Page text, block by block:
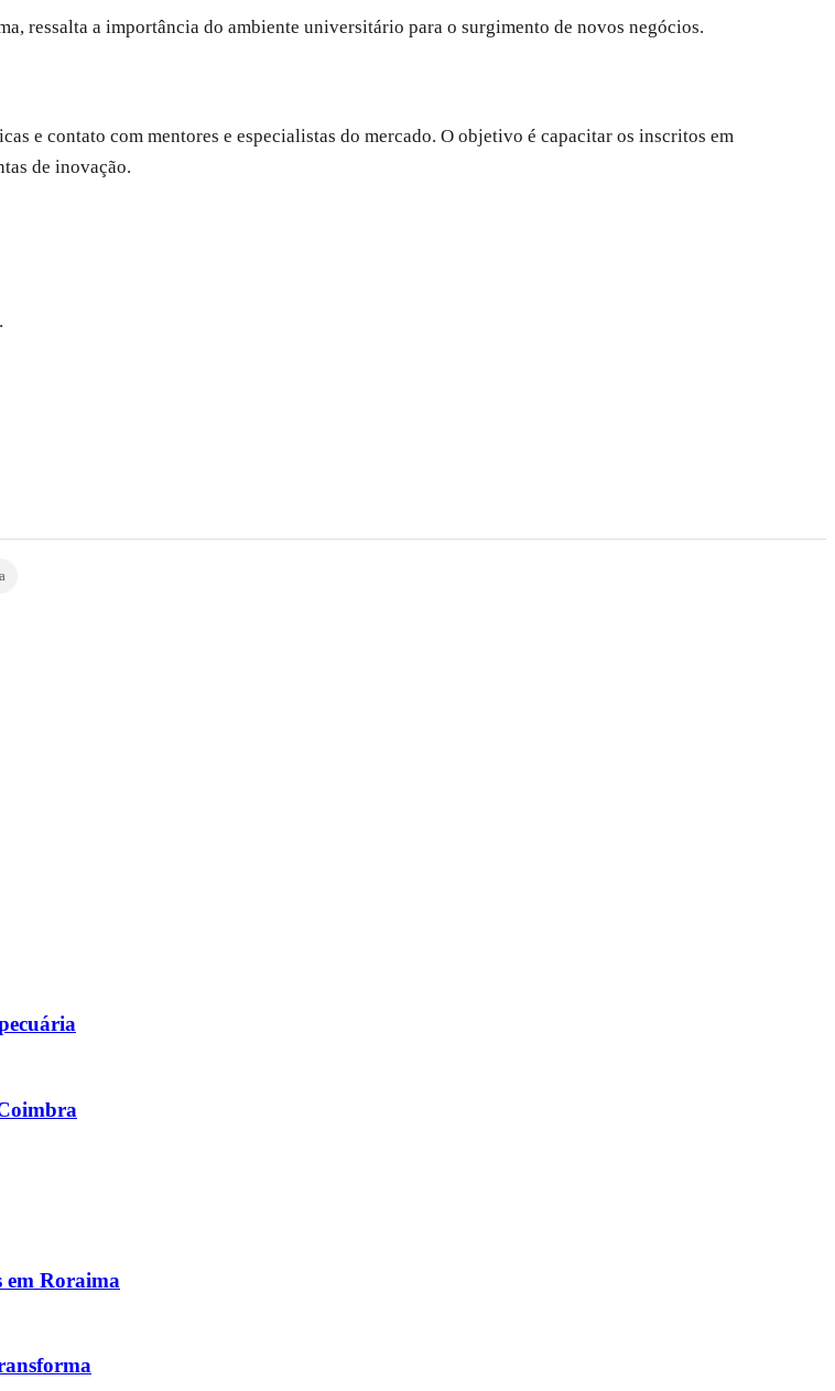
ressalta a importância do ambiente universitário para o surgimento de novos negócios.
e contato com mentores e especialistas do mercado. O objetivo é capacitar os inscritos em
de inovação.
em Roraima